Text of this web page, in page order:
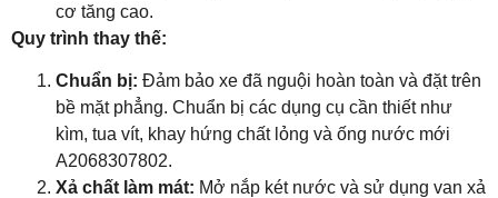
cơ tăng cao.
Quy trình thay thế:
Chuẩn bị: Đảm bảo xe đã nguội hoàn toàn và đặt trên
bề mặt phẳng. Chuẩn bị các dụng cụ cần thiết như
kìm, tua vít, khay hứng chất lỏng và ống nước mới
A2068307802.
Xả chất làm mát: Mở nắp két nước và sử dụng van xả